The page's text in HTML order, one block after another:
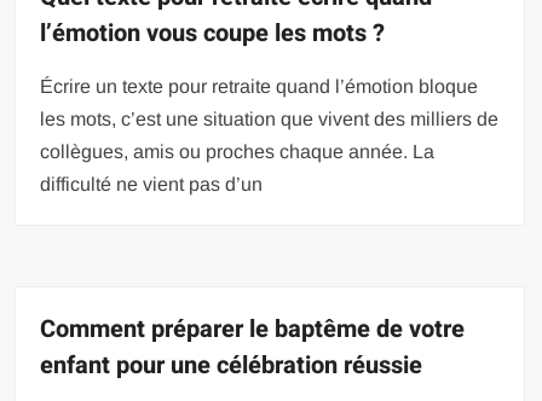
l’émotion vous coupe les mots ?
Écrire un texte pour retraite quand l’émotion bloque
les mots, c’est une situation que vivent des milliers de
collègues, amis ou proches chaque année. La
difficulté ne vient pas d’un
Comment préparer le baptême de votre
enfant pour une célébration réussie